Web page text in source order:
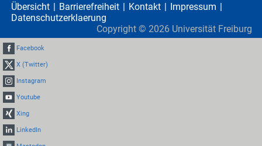
Übersicht Barrierefreiheit Kontakt
Impressum
Datenschutzerklaerung
Copyright © 2026 Universität Freiburg
Facebook
X (Twitter)
Instagram
Youtube
Xing
LinkedIn